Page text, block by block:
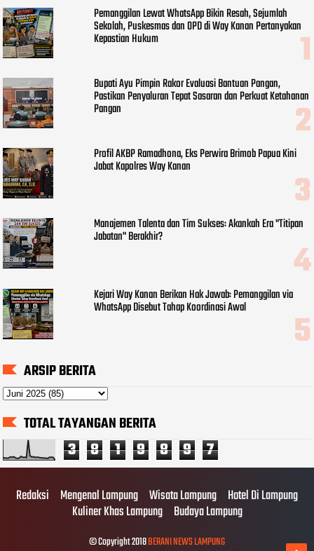
Pemanggilan Lewat WhatsApp Bikin Resah, Sejumlah
Sekolah, Puskesmas dan OPD di Way Kanan Pertanyakan
Kepastian Hukum
Bupati Ayu Pimpin Rakor Evaluasi Bantuan Pangan,
Pastikan Penyaluran Tepat Sasaran dan Perkuat Ketahanan
Pangan
Profil AKBP Ramadhona, Eks Perwira Brimob Papua Kini
Jabat Kapolres Way Kanan
Manajemen Talenta dan Tim Sukses: Akankah Era "Titipan
Jabatan" Berakhir?
Kejari Way Kanan Berikan Hak Jawab: Pemanggilan via
WhatsApp Disebut Tahap Koordinasi Awal
ARSIP BERITA
TOTAL TAYANGAN BERITA
3 8 1 9 8 9 7
Redaksi Mengenal Lampung Wisata Lampung Hotel Di Lampung
Kuliner Khas Lampung Budaya Lampung
© Copyright 2018BERANI NEWS LAMPUNG